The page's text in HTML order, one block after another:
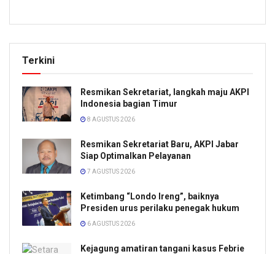
Terkini
Resmikan Sekretariat, langkah maju AKPI
Indonesia bagian Timur
8 AGUSTUS 2026
Resmikan Sekretariat Baru, AKPI Jabar
Siap Optimalkan Pelayanan
7 AGUSTUS 2026
Ketimbang “Londo Ireng”, baiknya
Presiden urus perilaku penegak hukum
6 AGUSTUS 2026
Kejagung amatiran tangani kasus Febrie